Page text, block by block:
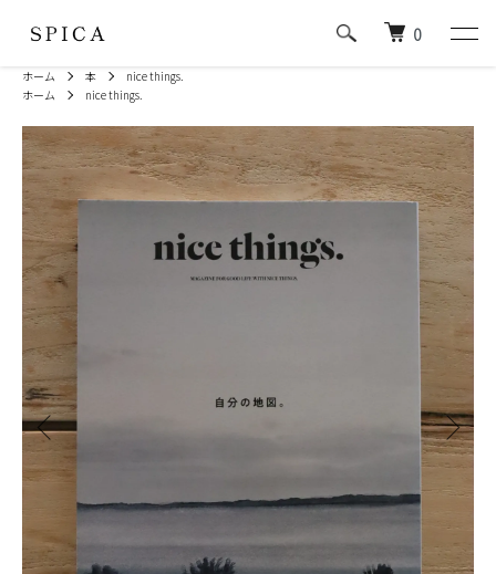
0
ホーム 本
nice things.
ホーム
nice things.